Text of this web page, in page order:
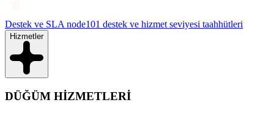
Destek ve SLA node101 destek ve hizmet seviyesi taahhütleri
Hizmetler
DÜĞÜM HİZMETLERİ